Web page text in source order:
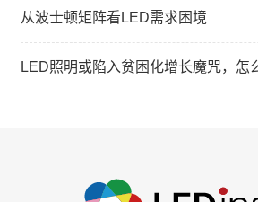
从波士顿矩阵看LED需求困境
LED照明或陷入贫困化增长魔咒，怎